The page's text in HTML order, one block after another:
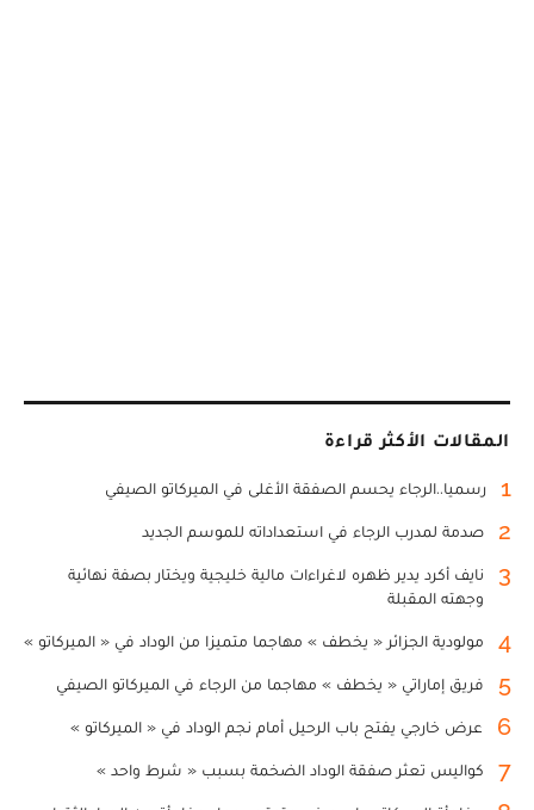
المقالات الأكثر قراءة
1 رسميا..الرجاء يحسم الصفقة الأغلى في الميركاتو الصيفي
2 صدمة لمدرب الرجاء في استعداداته للموسم الجديد
3
نايف أكرد يدير ظهره لاغراءات مالية خليجية ويختار بصفة نهائية
وجهته المقبلة
4 مولودية الجزائر « يخطف » مهاجما متميزا من الوداد في « الميركاتو »
5 فريق إماراتي « يخطف » مهاجما من الرجاء في الميركاتو الصيفي
6 عرض خارجي يفتح باب الرحيل أمام نجم الوداد في « الميركاتو »
7 كواليس تعثر صفقة الوداد الضخمة بسبب « شرط واحد »